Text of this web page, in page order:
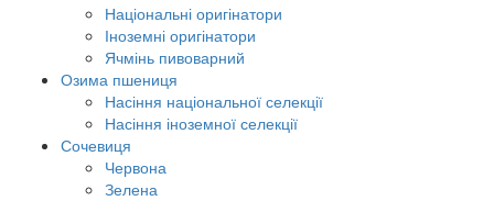
Національні оригінатори
Іноземні оригінатори
Ячмінь пивоварний
Озима пшениця
Насіння національної селекції
Насіння іноземної селекції
Сочевиця
Червона
Зелена